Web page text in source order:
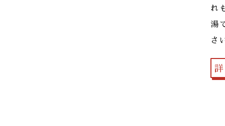
れ
湯
さ